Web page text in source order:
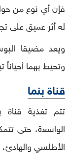
فإن أي نوع من
له أثر عميق على
ويعد مضيقا
وتحيط بهما
قناة بنما
تتم تغذية قناة
الواسعة، حتى
الأطلسي